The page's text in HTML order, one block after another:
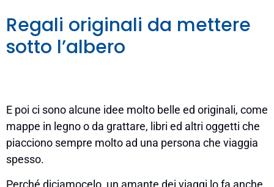
Regali originali da mettere
sotto l’albero
E poi ci sono alcune idee molto belle ed originali, come
mappe in legno o da grattare, libri ed altri oggetti che
piacciono sempre molto ad una persona che viaggia
spesso.